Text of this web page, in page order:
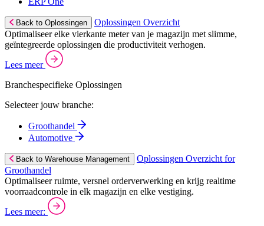
Back to Oplossingen
Oplossingen Overzicht
Optimaliseer elke vierkante meter van je magazijn met slimme,
geïntegreerde oplossingen die productiviteit verhogen.
Lees meer
Branchespecifieke Oplossingen
Selecteer jouw branche:
Groothandel
Automotive
Back to Warehouse Management
Oplossingen Overzicht for
Groothandel
Optimaliseer ruimte, versnel orderverwerking en krijg realtime
voorraadcontrole in elk magazijn en elke vestiging.
Lees meer: